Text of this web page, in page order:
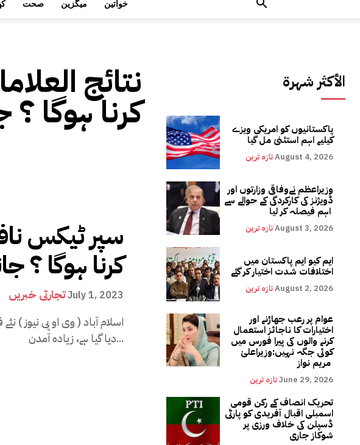
صحت میگزین خواتین
نتائج
کرنا ہوگا ؟
سپر ٹیکس
کرنا ہوگا ؟
تجارتی خبریںJuly 1, 2023
دیا گیا ہے، زیادہ آمدن...
الأكثر شهرة
پاکستانیوں کو امریکی ویزے
کیلیے اہم استثنیٰ مل گیا
تازہ ترینAugust 4, 2026
وزیراعظم نےوفاقی وزارتوں اور
ڈویژنز کی کارکردگی کے حوالے سے
تازہ ترینAugust 3, 2026
ایم کیو ایم پاکستان میں
اختلافات شدت اختیار کر گئے
تازہ ترینAugust 2, 2026
عوام پر رعب جھاڑنے اور
اختیارات کا ناجائز استعمال
کرنے والوں کی پیرا فورس میں
کوئی جگہ نہیں:وزیراعلیٰ
تازہ ترینJune 29, 2026
تحریک انصاف کے رکن قومی
اسمبلی اقبال آفریدی کو پارٹی
ڈسپلن کی خلاف ورزی پر
شوکاز جاری